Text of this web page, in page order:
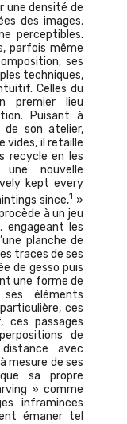
une densité de
des images,
perceptibles.
parfois même
ses
techniques,
Celles du
premier lieu
Puisant à
son atelier,
vides, il retaille
recycle en les
nouvelle
kept every
since,1 »
à un jeu
les
planche de
traces de ses
de gesso puis
une forme de
éléments
ces
passages
de
avec
mesure de ses
sa propre
» comme
inframinces
émaner tel